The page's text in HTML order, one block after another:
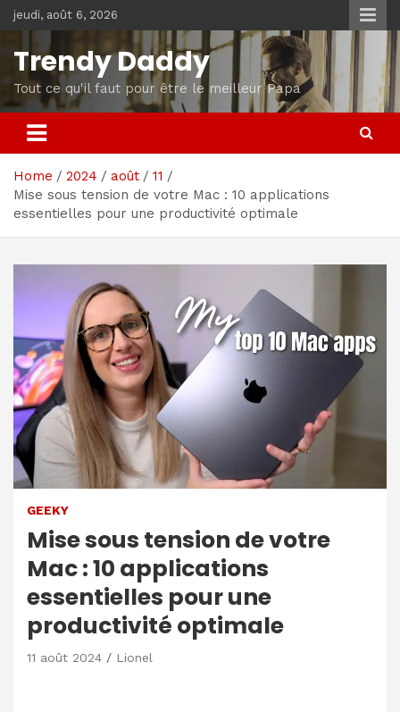
Skip
to
content
jeudi, août 6, 2026
Trendy Daddy
Tout ce qu'il faut pour être le meilleur Papa
Home 2024 août
11
Mise sous tension de votre Mac : 10 applications
essentielles pour une productivité optimale
GEEKY
Mise sous tension de votre
Mac : 10 applications
essentielles pour une
productivité optimale
11 août 2024 Lionel